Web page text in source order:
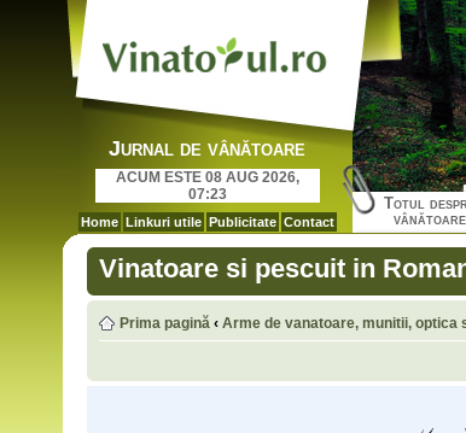
Jurnal de vânătoare
ACUM ESTE 08 AUG 2026,
07:23
Home Linkuri utile Publicitate Contact
Totul
vânătoare
Vinatoare si pescuit in
Prima pagină ‹ Arme de vanatoare, munitii, optica